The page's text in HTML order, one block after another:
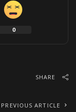
0
SHARE
PREVIOUS ARTICLE